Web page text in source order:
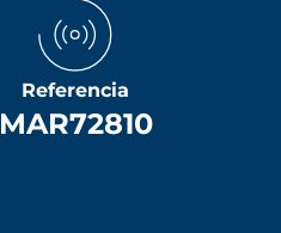
Referencia
MAR72810